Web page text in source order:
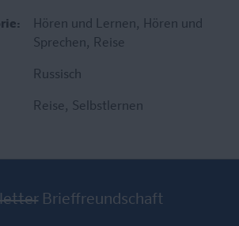
Hören und Lernen, Hören und
Sprechen, Reise
Russisch
Reise, Selbstlernen
Brieffreundschaft